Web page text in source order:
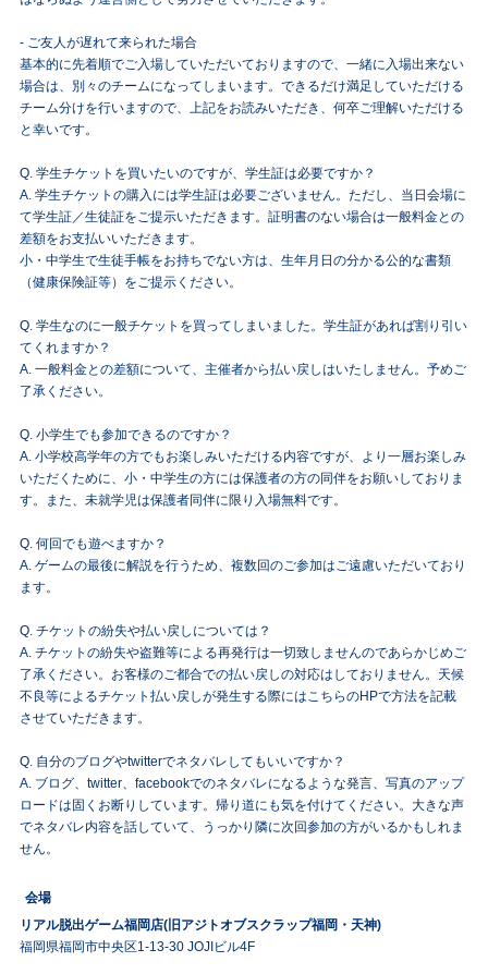
- ご友人が遅れて来られた場合
基本的に先着順でご入場していただいておりますので、一緒に入場出来ない
場合は、別々のチームになってしまいます。できるだけ満足していただける
チーム分けを行いますので、上記をお読みいただき、何卒ご理解いただける
と幸いです。
Q. 学生チケットを買いたいのですが、学生証は必要ですか？
A. 学生チケットの購入には学生証は必要ございません。ただし、当日会場に
て学生証／生徒証をご提示いただきます。証明書のない場合は一般料金との
差額をお支払いいただきます。
小・中学生で生徒手帳をお持ちでない方は、生年月日の分かる公的な書類
（健康保険証等）をご提示ください。
Q. 学生なのに一般チケットを買ってしまいました。学生証があれば割り引い
てくれますか？
A. 一般料金との差額について、主催者から払い戻しはいたしません。予めご
了承ください。
Q. 小学生でも参加できるのですか？
A. 小学校高学年の方でもお楽しみいただける内容ですが、より一層お楽しみ
いただくために、小・中学生の方には保護者の方の同伴をお願いしておりま
す。また、未就学児は保護者同伴に限り入場無料です。
Q. 何回でも遊べますか？
A. ゲームの最後に解説を行うため、複数回のご参加はご遠慮いただいており
ます。
Q. チケットの紛失や払い戻しについては？
A. チケットの紛失や盗難等による再発行は一切致しませんのであらかじめご
了承ください。お客様のご都合での払い戻しの対応はしておりません。天候
不良等によるチケット払い戻しが発生する際にはこちらのHPで方法を記載
させていただきます。
Q. 自分のブログやtwitterでネタバレしてもいいですか？
A. ブログ、twitter、facebookでのネタバレになるような発言、写真のアップ
ロードは固くお断りしています。帰り道にも気を付けてください。大きな声
でネタバレ内容を話していて、うっかり隣に次回参加の方がいるかもしれま
せん。
会場
リアル脱出ゲーム福岡店(旧アジトオブスクラップ福岡・天神)
福岡県福岡市中央区1-13-30 JOJIビル4F